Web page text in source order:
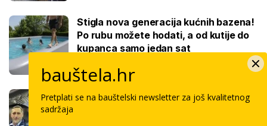
Stigla nova generacija kućnih bazena!
Po rubu možete hodati, a od kutije do
kupanca samo jedan sat
Koliko košta keramičar za kvadrat
bauštela.hr
Pretplati se na bauštelski newsletter za još kvalitetnog
sadržaja